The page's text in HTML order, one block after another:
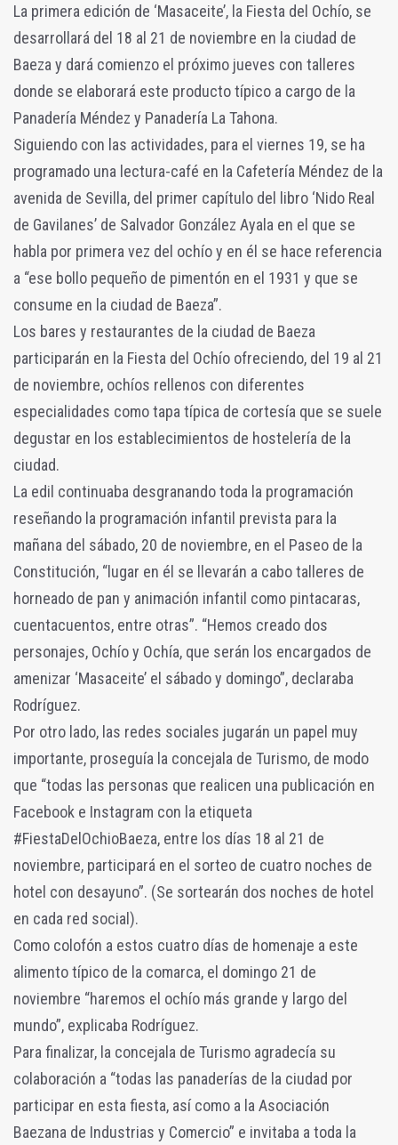
La primera edición de ‘Masaceite’, la Fiesta del Ochío, se
desarrollará del 18 al 21 de noviembre en la ciudad de
Baeza y dará comienzo el próximo jueves con talleres
donde se elaborará este producto típico a cargo de la
Panadería Méndez y Panadería La Tahona.
Siguiendo con las actividades, para el viernes 19, se ha
programado una lectura-café en la Cafetería Méndez de la
avenida de Sevilla, del primer capítulo del libro ‘Nido Real
de Gavilanes’ de Salvador González Ayala en el que se
habla por primera vez del ochío y en él se hace referencia
a “ese bollo pequeño de pimentón en el 1931 y que se
consume en la ciudad de Baeza”.
Los bares y restaurantes de la ciudad de Baeza
participarán en la Fiesta del Ochío ofreciendo, del 19 al 21
de noviembre, ochíos rellenos con diferentes
especialidades como tapa típica de cortesía que se suele
degustar en los establecimientos de hostelería de la
ciudad.
La edil continuaba desgranando toda la programación
reseñando la programación infantil prevista para la
mañana del sábado, 20 de noviembre, en el Paseo de la
Constitución, “lugar en él se llevarán a cabo talleres de
horneado de pan y animación infantil como pintacaras,
cuentacuentos, entre otras”. “Hemos creado dos
personajes, Ochío y Ochía, que serán los encargados de
amenizar ‘Masaceite’ el sábado y domingo”, declaraba
Rodríguez.
Por otro lado, las redes sociales jugarán un papel muy
importante, proseguía la concejala de Turismo, de modo
que “todas las personas que realicen una publicación en
Facebook e Instagram con la etiqueta
#FiestaDelOchioBaeza, entre los días 18 al 21 de
noviembre, participará en el sorteo de cuatro noches de
hotel con desayuno”. (Se sortearán dos noches de hotel
en cada red social).
Como colofón a estos cuatro días de homenaje a este
alimento típico de la comarca, el domingo 21 de
noviembre “haremos el ochío más grande y largo del
mundo”, explicaba Rodríguez.
Para finalizar, la concejala de Turismo agradecía su
colaboración a “todas las panaderías de la ciudad por
participar en esta fiesta, así como a la Asociación
Baezana de Industrias y Comercio” e invitaba a toda la